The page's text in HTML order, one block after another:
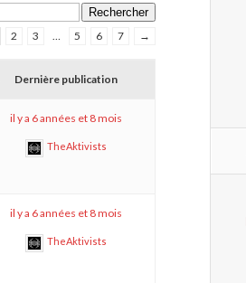
2 3 … 5 6 7 →
Dernière publication
il y a 6 années et 8 mois
TheAktivists
il y a 6 années et 8 mois
TheAktivists